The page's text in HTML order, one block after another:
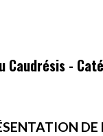
Caudrésis -